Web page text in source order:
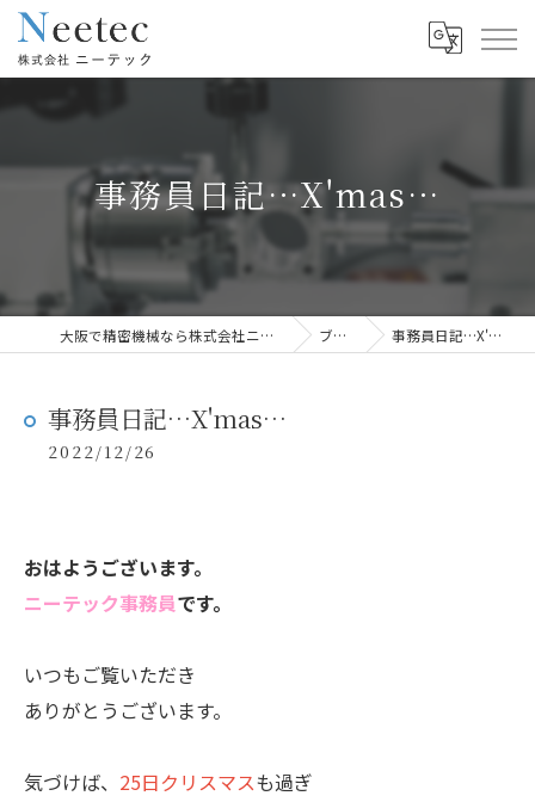
事務員日記…X'mas…
大阪で精密機械なら株式会社ニーテック ブログ 事務員日記…X'mas…
事務員日記…X'mas…
2022/12/26
おはようございます。
ニーテック事務員です。
いつもご覧いただき
ありがとうございます。
気づけば、 25日クリスマスも過ぎ